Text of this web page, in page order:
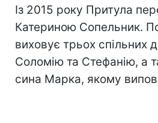
Із 2015 року Притула
Катериною Сопельник.
виховує трьох спільних
Соломію та Стефанію, а
сина Марка, якому